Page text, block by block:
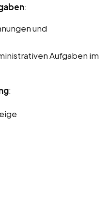
:
und
Aufgaben im
: